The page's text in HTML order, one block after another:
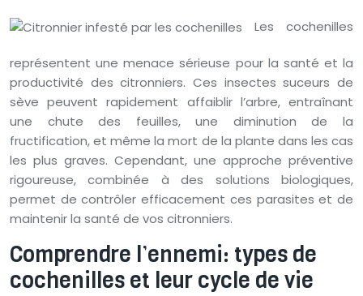
Les cochenilles
représentent une menace sérieuse pour la santé et la
productivité des citronniers. Ces insectes suceurs de
sève peuvent rapidement affaiblir l’arbre, entraînant
une chute des feuilles, une diminution de la
fructification, et même la mort de la plante dans les cas
les plus graves. Cependant, une approche préventive
rigoureuse, combinée à des solutions biologiques,
permet de contrôler efficacement ces parasites et de
maintenir la santé de vos citronniers.
Comprendre l’ennemi: types de
cochenilles et leur cycle de vie